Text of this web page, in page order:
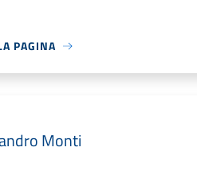
PAGINA
Monti